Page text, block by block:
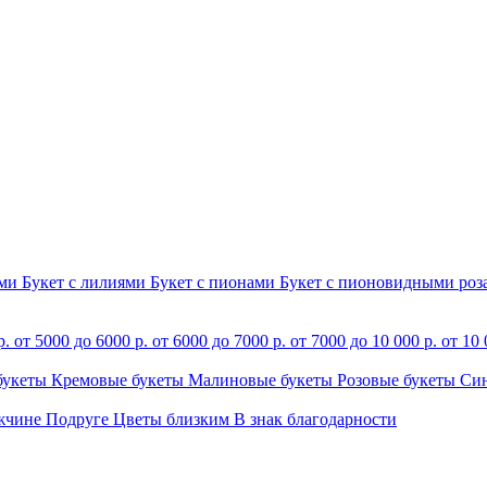
Букет с лилиями Букет с пионами Букет с пионовидными
от 5000 до 6000 р. от 6000 до 7000 р. от 7000 до 10 000 р. от 10
Кремовые букеты Малиновые букеты Розовые букеты
Подруге Цветы близким В знак благодарности